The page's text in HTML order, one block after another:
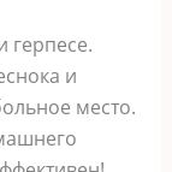
герпесе.
и
место.